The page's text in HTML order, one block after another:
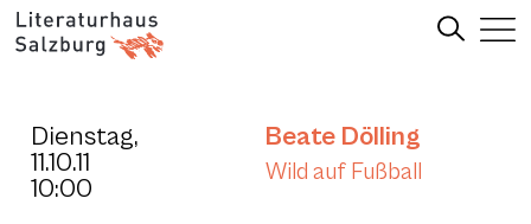
Dienstag,
11.10.11
10:00
Beate Dölling
Wild auf Fußball